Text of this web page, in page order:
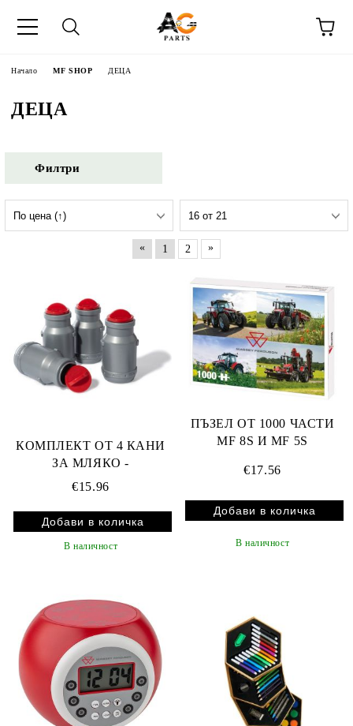
Начало MF SHOP ДЕЦА
ДЕЦА
Филтри
« 1 2 »
КОМПЛЕКТ ОТ 4 КАНИ
ЗА МЛЯКО -
€15.96
В наличност
ПЪЗЕЛ ОТ 1000 ЧАСТИ
MF 8S И MF 5S
€17.56
В наличност